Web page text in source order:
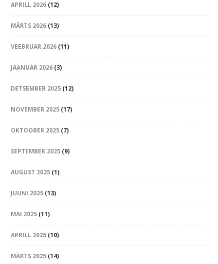
APRILL 2026 (12)
MÄRTS 2026 (13)
VEEBRUAR 2026 (11)
JAANUAR 2026 (3)
DETSEMBER 2025 (12)
NOVEMBER 2025 (17)
OKTOOBER 2025 (7)
SEPTEMBER 2025 (9)
AUGUST 2025 (1)
JUUNI 2025 (13)
MAI 2025 (11)
APRILL 2025 (10)
MÄRTS 2025 (14)